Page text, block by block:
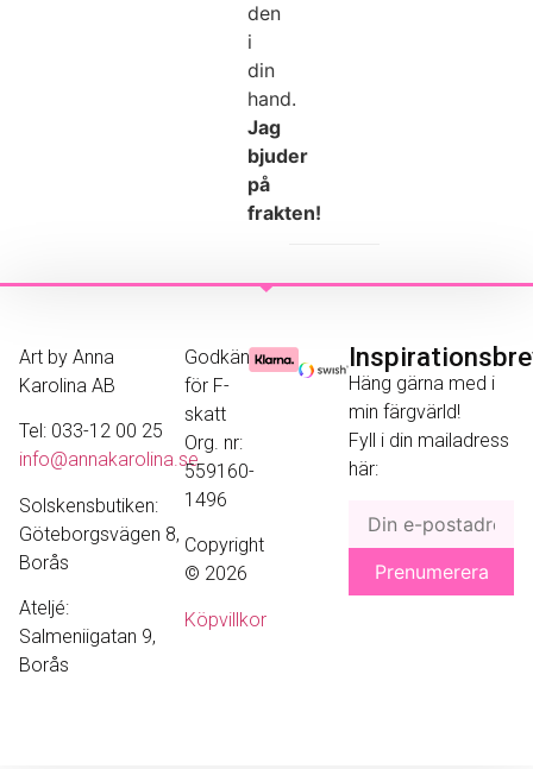
den
i
din
hand.
Jag
bjuder
på
frakten!
Art by Anna
Karolina AB
Tel: 033-12 00 25
info@annakarolina.se
Solskensbutiken:
Göteborgsvägen 8,
Borås
Ateljé:
Salmeniigatan 9,
Borås
Godkänd
för F-
skatt
Org. nr:
559160-
1496
Copyright
© 2026
Köpvillkor
Häng gärna med i
min färgvärld!
Fyll i din mailadress
här: